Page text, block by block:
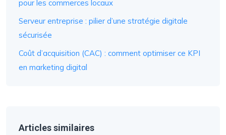
pour les commerces locaux
Serveur entreprise : pilier d’une stratégie digitale
sécurisée
Coût d’acquisition (CAC) : comment optimiser ce KPI
en marketing digital
Articles similaires